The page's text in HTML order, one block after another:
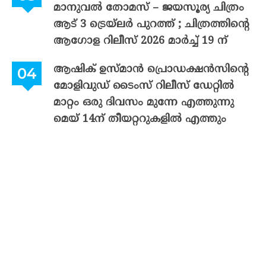
മാനുവൽ തോമസ് – ജയസൂര്യ ചിത്രം
ആട് 3 ട്രെയ്‌ലർ പുറത്ത് ; ചിത്രത്തിന്റെ
ആഗോള റിലീസ് 2026 മാർച്ച് 19 ന്
ആഷിക് ഉസ്മാൻ പ്രൊഡക്ഷൻസിന്റെ
മോളിവുഡ് ടൈംസ് റിലീസ് ഡേറ്റിൽ
മാറ്റം ഒരു ദിവസം മുന്നേ എത്തുന്നു
മെയ് 14ന് തീയറ്ററുകളിൽ എത്തും